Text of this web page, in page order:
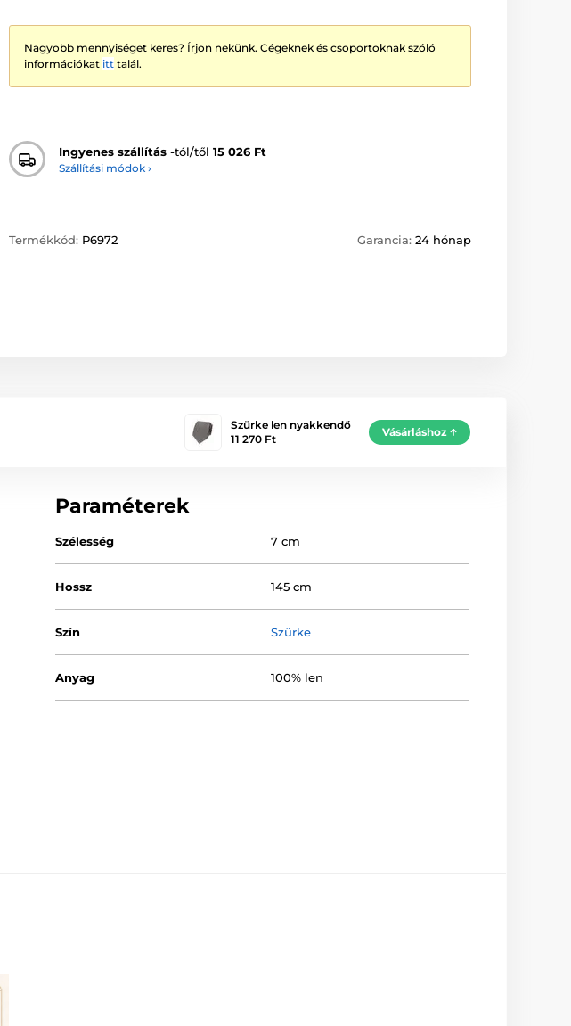
Nagyobb mennyiséget keres? Írjon nekünk. Cégeknek és csoportoknak szóló
információkat itt talál.
Ingyenes szállítás -tól/től 15 026 Ft
Szállítási módok ›
Termékkód: P6972 Garancia: 24 hónap
Szürke len nyakkendő
11 270 Ft
Vásárláshoz
Paraméterek
Szélesség 7 cm
Hossz 145 cm
Szín Szürke
Anyag 100% len